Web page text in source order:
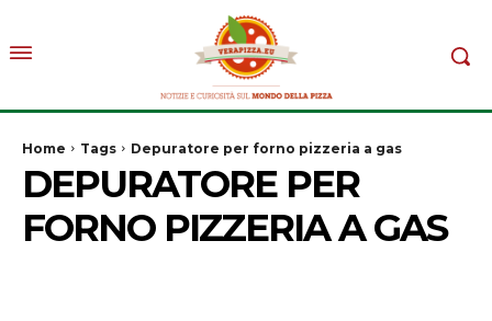
Home Tags Depuratore per forno pizzeria a gas
DEPURATORE PER
FORNO PIZZERIA A GAS